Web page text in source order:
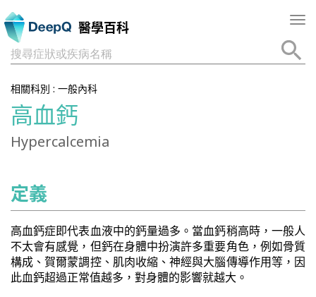
醫學百科
搜尋症狀或疾病名稱
相關科別 : 一般內科
高血鈣
Hypercalcemia
定義
高血鈣症即代表血液中的鈣量過多。當血鈣稍高時，一般人
不太會有感覺，但鈣在身體中扮演許多重要角色，例如骨質
構成、賀爾蒙調控、肌肉收縮、神經與大腦傳導作用等，因
此血鈣超過正常值越多，對身體的影響就越大。